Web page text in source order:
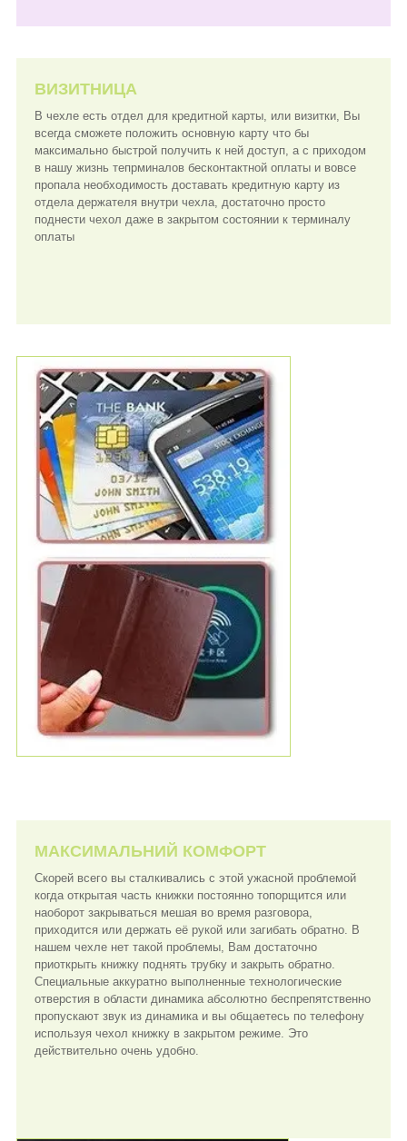
МАКСИМАЛЬНИЙ КОМФОРТ
Скорей всего вы сталкивались с этой ужасной проблемой
когда открытая часть книжки постоянно топорщится или
наоборот закрываться мешая во время разговора,
приходится или держать её рукой или загибать обратно. В
нашем чехле нет такой проблемы, Вам достаточно
приоткрыть книжку поднять трубку и закрыть обратно.
Специальные аккуратно выполненные технологические
отверстия в области динамика абсолютно беспрепятственно
пропускают звук из динамика и вы общаетесь по телефону
используя чехол книжку в закрытом режиме. Это
действительно очень удобно.
ВИЗИТНИЦА
В чехле есть отдел для кредитной карты, или визитки, Вы
всегда сможете положить основную карту что бы
максимально быстрой получить к ней доступ, а с приходом
в нашу жизнь тепрминалов бесконтактной оплаты и вовсе
пропала необходимость доставать кредитную карту из
отдела держателя внутри чехла, достаточно просто
поднести чехол даже в закрытом состоянии к терминалу
оплаты